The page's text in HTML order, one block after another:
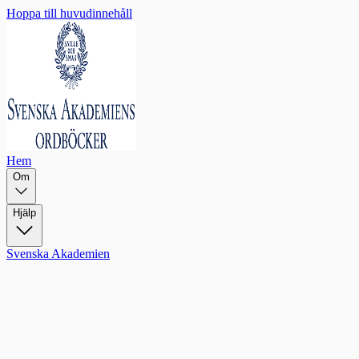
Hoppa till huvudinnehåll
Hem
Om
Hjälp
Svenska Akademien